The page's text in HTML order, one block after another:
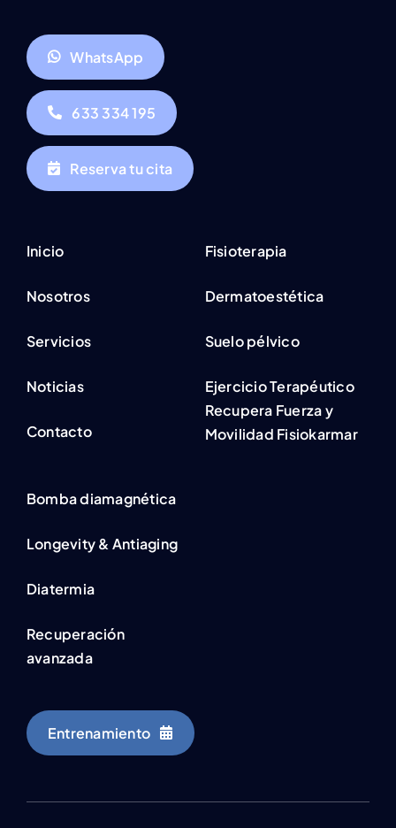
WhatsApp
633 334 195
Reserva tu cita
Inicio
Nosotros
Servicios
Noticias
Contacto
Fisioterapia
Dermatoestética
Suelo pélvico
Ejercicio Terapéutico
Recupera Fuerza y
Movilidad Fisiokarmar
Bomba diamagnética
Longevity & Antiaging
Diatermia
Recuperación
avanzada
Entrenamiento